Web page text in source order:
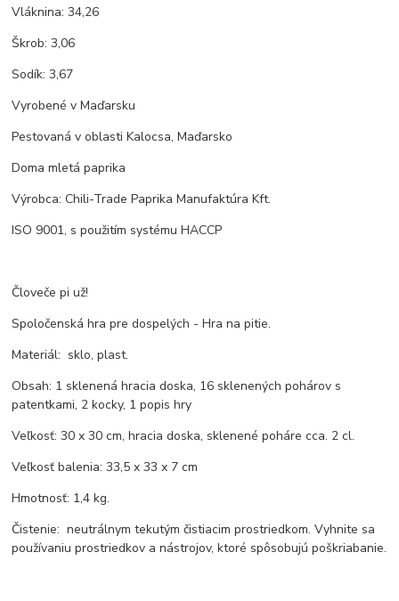
Vláknina: 34,26
Škrob: 3,06
Sodík: 3,67
Vyrobené v Maďarsku
Pestovaná v oblasti Kalocsa, Maďarsko
Doma mletá paprika
Výrobca: Chili-Trade Paprika Manufaktúra Kft.
ISO 9001, s použitím systému HACCP
Človeče pi už!
Spoločenská hra pre dospelých - Hra na pitie.
Materiál: sklo, plast.
Obsah: 1 sklenená hracia doska, 16 sklenených pohárov s
patentkami, 2 kocky, 1 popis hry
Veľkosť: 30 x 30 cm, hracia doska, sklenené poháre cca. 2 cl.
Veľkosť balenia: 33,5 x 33 x 7 cm
Hmotnosť: 1,4 kg.
Čistenie: neutrálnym tekutým čistiacim prostriedkom. Vyhnite sa
používaniu prostriedkov a nástrojov, ktoré spôsobujú poškriabanie.